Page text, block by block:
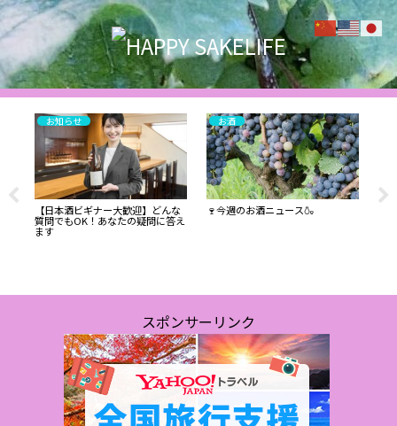
お知らせ
【日本酒ビギナー大歓迎】どんな
質問でもOK！あなたの疑問に答え
ます
お酒
🍷今週のお酒ニュース🍶
スポンサーリンク